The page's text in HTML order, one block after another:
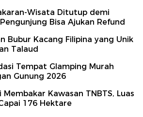
Wisata Ditutup demi
Bisa Ajukan Refund
Bubur Kacang Filipina yang Unik
Talaud
Tempat Glamping Murah
Gunung 2026
Membakar Kawasan TNBTS, Luas
176 Hektare